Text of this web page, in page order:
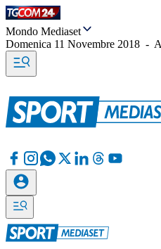
Mondo Mediaset
Domenica 11 Novembre 2018 -